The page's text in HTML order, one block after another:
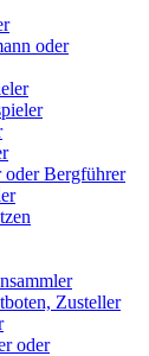
oder
oder Bergführer
Zusteller
oder